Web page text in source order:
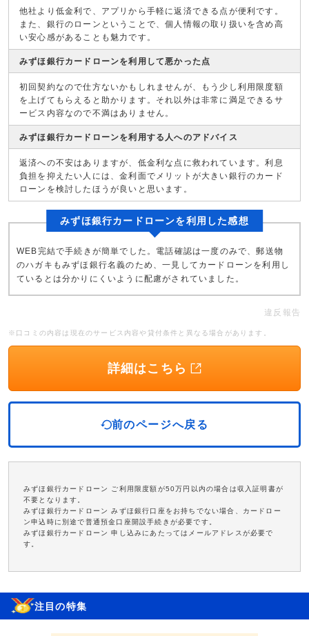
他社より低金利で、アプリから手軽に返済できる点が便利です。
また、銀行のローンということで、個人情報の取り扱いを含め高
い安心感があることも魅力です。
みずほ銀行カードローンを利用して悪かった点
初回契約なので仕方ないかもしれませんが、もう少し利用限度額
を上げてもらえると助かります。それ以外は非常に満足できるサ
ービス内容なので不満はありません。
みずほ銀行カードローンを利用する人へのアドバイス
返済への不安はありますが、低金利な点に救われています。利息
負担を抑えたい人には、金利面でメリットが大きい銀行のカード
ローンを検討したほうが良いと思います。
みずほ銀行カードローンを利用した感想
WEB完結で手続きが簡単でした。電話確認は一度のみで、郵送物
のハガキもみずほ銀行名義のため、一見してカードローンを利用し
ているとは分かりにくいように配慮がされていました。
違反報告
※口コミの内容は現在のサービス内容や貸付条件と異なる場合があります。
詳細はこちら
前のページへ戻る
みずほ銀行カードローン ご利用限度額が50万円以内の場合は収入証明書が
不要となります。
みずほ銀行カードローン みずほ銀行口座をお持ちでない場合、カードロー
ン申込時に別途で普通預金口座開設手続きが必要です。
みずほ銀行カードローン 申し込みにあたってはメールアドレスが必要で
す。
注目の特集